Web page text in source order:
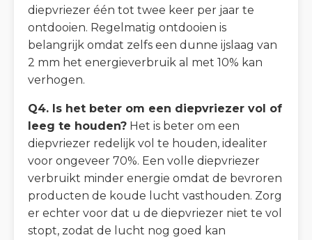
diepvriezer één tot twee keer per jaar te
ontdooien. Regelmatig ontdooien is
belangrijk omdat zelfs een dunne ijslaag van
2 mm het energieverbruik al met 10% kan
verhogen.
Q4. Is het beter om een diepvriezer vol of
leeg te houden? Het is beter om een
diepvriezer redelijk vol te houden, idealiter
voor ongeveer 70%. Een volle diepvriezer
verbruikt minder energie omdat de bevroren
producten de koude lucht vasthouden. Zorg
er echter voor dat u de diepvriezer niet te vol
stopt, zodat de lucht nog goed kan